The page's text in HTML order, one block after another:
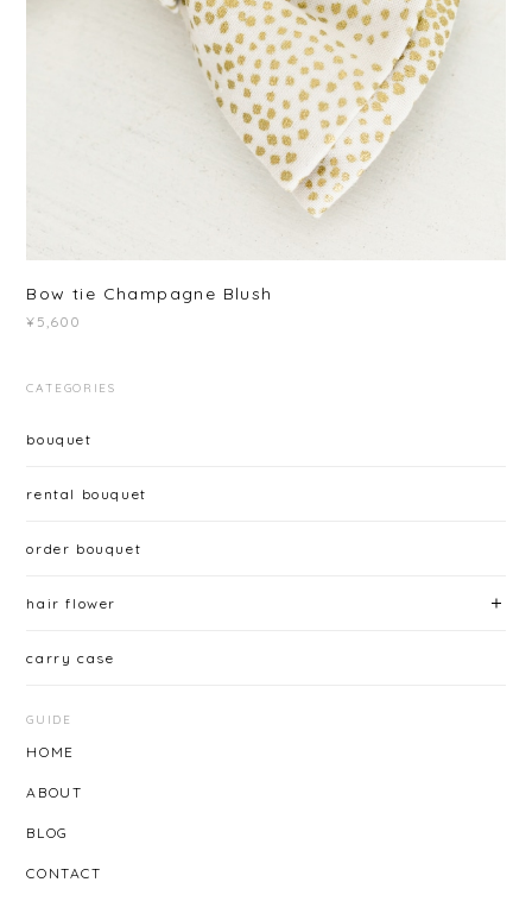
Bow tie Champagne Blush
¥5,600
CATEGORIES
bouquet
rental bouquet
order bouquet
hair flower
carry case
GUIDE
HOME
ABOUT
BLOG
CONTACT